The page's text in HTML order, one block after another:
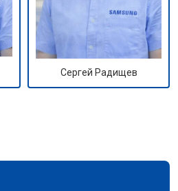
Сергей Радищев